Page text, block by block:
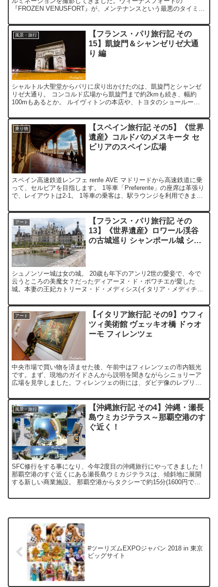
『FROZEN VENUSFORT』が、メンテナンスという最悪のタイミン
風景・旅行
【フランス・パリ旅行記 その
15】凱旋門＆シャンゼリゼ大通
り 編
シャルトル大聖堂からパリに戻り出かけたのは、凱旋門とシャンゼ
リゼ大通り。 コンコルド広場から凱旋門まで約2kmも続き、幅約
100mもあるとか。 ルイヴィトンの本店や、トヨタのショールーム
乗り物
【スペイン旅行記 その5】《世界
遺産》コルドバのメスキータ セ
ビリアのスペイン広場
スペイン高速鉄道レンフェ renfe AVE マドリードから高速鉄道に乗
って、セルビアを目指します。 1等車「Preferente」の座席は革張り
で、レイアウトは2-1。 1等車の乗客は、駅ラウンジを利用できま
アート
【フランス・パリ旅行記 その
13】《世界遺産》ロワール渓谷
の古城巡り シャンポール城 シュ
シュノンソー城は女の城。 20歳も年下のアンリ2世の愛妾で、今で
云うところの美魔女？だったディアーヌ・ド・ポワチエが愛した
城。本妻の王妃カトリーヌ・ド・メディシス(イタリア・メディチ家
アート
【イタリア旅行記 その9】ウフィ
ツィ美術館 ヴェッキオ橋 ドゥオ
ーモ フィレンツェ
中央市場で買い物を済ませた後、午前中はフィレンツェの市内観光
です。まず、現地のガイドさんから説明を聞きながらシニョリーア
広場を見学しました。フィレンツェの街には、ダビデ像のレプリカ
風景・旅行
【沖縄旅行記 その4】沖縄・瀬長
島ウミカジテラス～那覇空港のす
ぐ近く！
SFC修行をする事になり、今年2度目の沖縄旅行にやってきました！
那覇空港のすぐ近くにある瀬長島ウミカジテラスは、傾斜地に展開
する新しい商業施設。 那覇空港からタクシーで約15分(1600円でし
#ツーリズムEXPOジャパン 2018 in 東京
ビッグサイト